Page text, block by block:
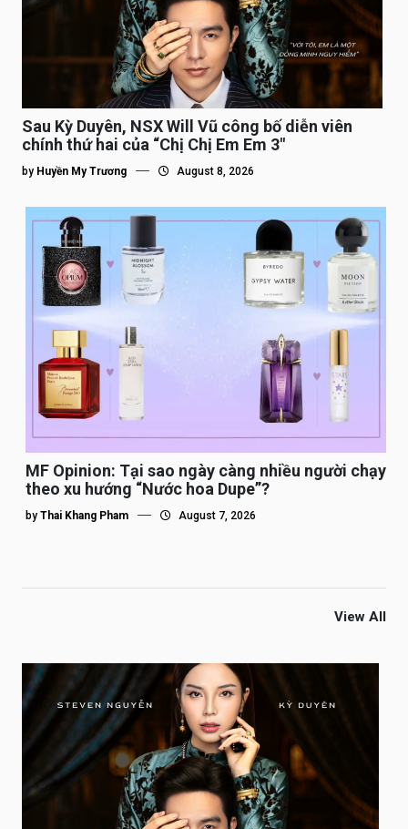
Sau Kỳ Duyên, NSX Will Vũ công bố diễn viên
chính thứ hai của “Chị Chị Em Em 3″
by Huyền My Trương August 8, 2026
MF Opinion: Tại sao ngày càng nhiều người chạy
theo xu hướng “Nước hoa Dupe”?
by Thai Khang Pham August 7, 2026
View All